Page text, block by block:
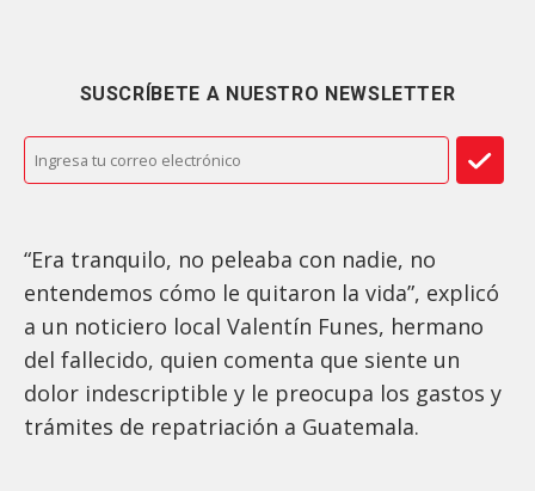
SUSCRÍBETE A NUESTRO NEWSLETTER
“Era tranquilo, no peleaba con nadie, no
entendemos cómo le quitaron la vida”, explicó
a un noticiero local Valentín Funes, hermano
del fallecido, quien comenta que siente un
dolor indescriptible y le preocupa los gastos y
trámites de repatriación a Guatemala.